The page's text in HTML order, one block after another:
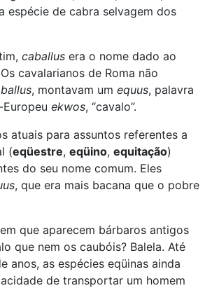
espécie de cabra selvagem dos
caballus era o nome dado ao
cavalarianos de Roma não
, montavam um equus, palavra
ekwos, “cavalo”.
atuais para assuntos referentes a
(eqüestre, eqüino, equitação)
do seu nome comum. Eles
, que era mais bacana que o pobre
que aparecem bárbaros antigos
que nem os caubóis? Balela. Até
anos, as espécies eqüinas ainda
de transportar um homem